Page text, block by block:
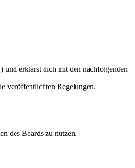
und erklärst dich mit den nachfolgenden
veröffentlichten Regelungen.
des Boards zu nutzen.